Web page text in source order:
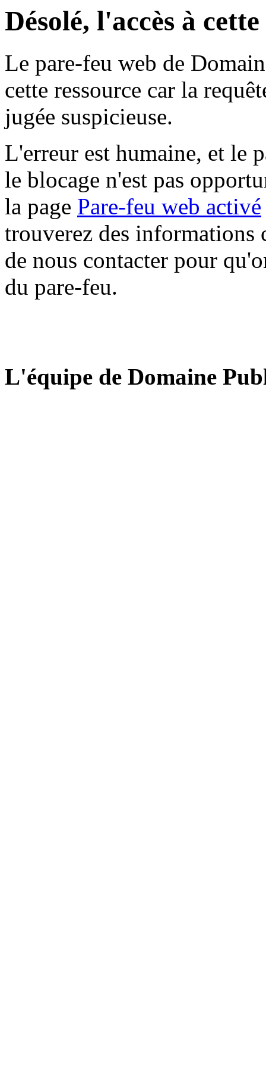
Désolé, l'accès à
Le pare-feu web de
cette ressource car la
jugée suspicieuse.
L'erreur est humaine, et le
le blocage n'est pas
la page Pare-feu web activé
trouverez des informations
de nous contacter pour
du pare-feu.
L'équipe de Domaine